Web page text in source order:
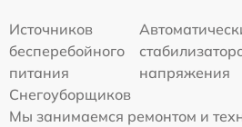
Источников
бесперебойного
питания
напряжения
Снегоуборщиков
Мы занимаемся ремонтом и